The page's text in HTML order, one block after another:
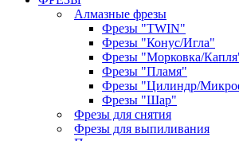
Алмазные фрезы
Фрезы "TWIN"
Фрезы "Конус/Игла"
Фрезы "Морковка/
Фрезы "Пламя"
Фрезы "Цилиндр/
Фрезы "Шар"
Фрезы для снятия
Фрезы для выпиливания